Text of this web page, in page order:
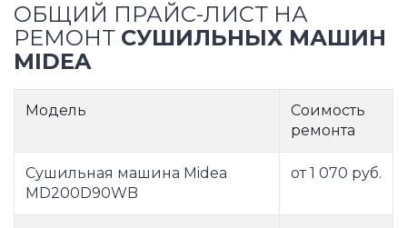
ОБЩИЙ ПРАЙС-ЛИСТ НА
РЕМОНТ СУШИЛЬНЫХ МАШИН
MIDEA
Модель
Соимость
ремонта
Сушильная машина Midea
MD200D90WB
от 1 070 руб.